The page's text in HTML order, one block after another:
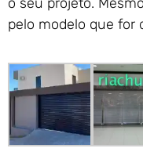
pelo modelo que for